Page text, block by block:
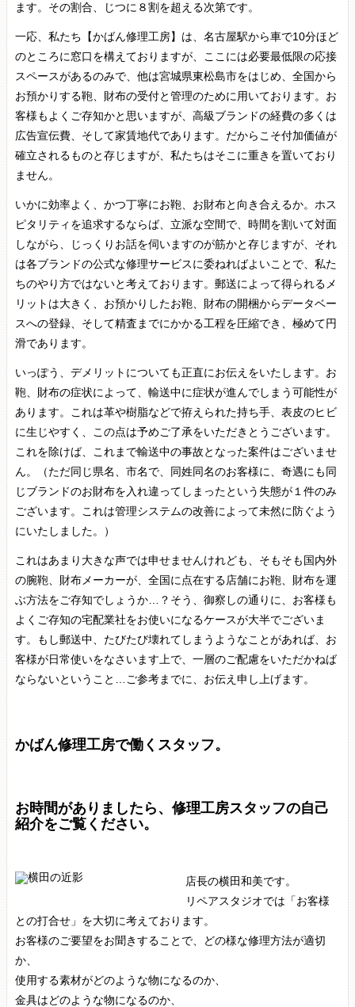
ます。その割合、じつに８割を超える次第です。
一応、私たち【かばん修理工房】は、名古屋駅から車で10分ほど
のところに窓口を構えておりますが、ここには必要最低限の応接
スペースがあるのみで、他は宮城県東松島市をはじめ、全国から
お預かりする鞄、財布の受付と管理のために用いております。お
客様もよくご存知かと思いますが、高級ブランドの経費の多くは
広告宣伝費、そして家賃地代であります。だからこそ付加価値が
確立されるものと存じますが、私たちはそこに重きを置いており
ません。
いかに効率よく、かつ丁寧にお鞄、お財布と向き合えるか。ホス
ピタリティを追求するならば、立派な空間で、時間を割いて対面
しながら、じっくりお話を伺いますのが筋かと存じますが、それ
は各ブランドの公式な修理サービスに委ねればよいことで、私た
ちのやり方ではないと考えております。郵送によって得られるメ
リットは大きく、お預かりしたお鞄、財布の開梱からデータベー
スへの登録、そして精査までにかかる工程を圧縮でき、極めて円
滑であります。
いっぽう、デメリットについても正直にお伝えをいたします。お
鞄、財布の症状によって、輸送中に症状が進んでしまう可能性が
あります。これは革や樹脂などで拵えられた持ち手、表皮のヒビ
に生じやすく、この点は予めご了承をいただきとうございます。
これを除けば、これまで輸送中の事故となった案件はございませ
ん。（ただ同じ県名、市名で、同姓同名のお客様に、奇遇にも同
じブランドのお財布を入れ違ってしまったという失態が１件のみ
ございます。これは管理システムの改善によって未然に防ぐよう
にいたしました。）
これはあまり大きな声では申せませんけれども、そもそも国内外
の腕鞄、財布メーカーが、全国に点在する店舗にお鞄、財布を運
ぶ方法をご存知でしょうか…？そう、御察しの通りに、お客様も
よくご存知の宅配業社をお使いになるケースが大半でございま
す。もし郵送中、たびたび壊れてしまうようなことがあれば、お
客様が日常使いをなさいます上で、一層のご配慮をいただかねば
ならないということ…ご参考までに、お伝え申し上げます。
かばん修理工房で働くスタッフ。
お時間がありましたら、修理工房スタッフの自己
紹介をご覧ください。
店長の横田和美です。
リペアスタジオでは「お客様
との打合せ」を大切に考えております。
お客様のご要望をお聞きすることで、どの様な修理方法が適切
か、
使用する素材がどのような物になるのか、
金具はどのような物になるのか、